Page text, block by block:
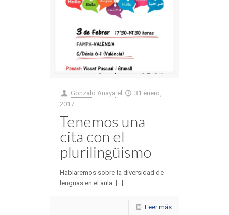
Gonzalo Anaya el
31 enero,
2017
Tenemos una
cita con el
plurilingüismo
Hablaremos sobre la diversidad de
lenguas en el aula. [...]
Leer más